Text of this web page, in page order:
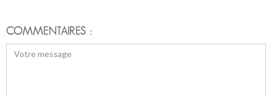
COMMENTAIRES :